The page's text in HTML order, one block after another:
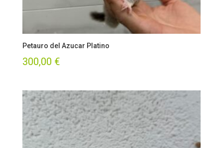
Petauro del Azucar Platino
300,00 €